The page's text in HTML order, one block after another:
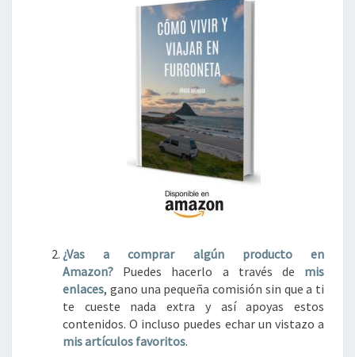
¿Vas a comprar algúnproducto en
Amazon? Puedes hacerlo a través de mis
enlaces, gano una pequeña comisión sin que a ti
te cueste nada extra y así apoyas estos
contenidos. O incluso puedes echar un vistazo a
mis artículos favoritos.